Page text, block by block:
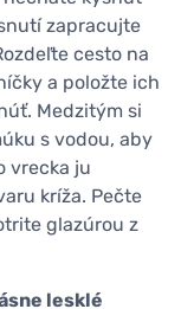
zapracujte
cesto na
a položte ich
Medzitým si
s vodou, aby
vrecka ju
kríža. Pečte
glazúrou z
lesklé